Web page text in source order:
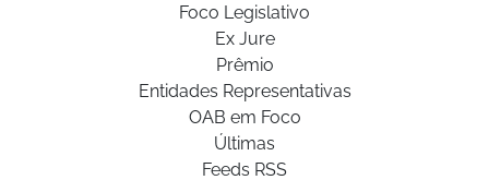
Foco Legislativo
Ex Jure
Prêmio
Entidades Representativas
OAB em Foco
Últimas
Feeds RSS